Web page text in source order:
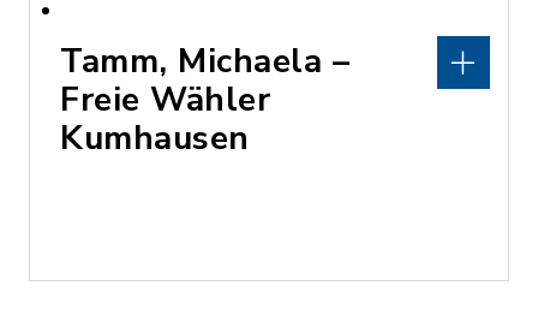
Tamm, Michaela –
Freie Wähler
Kumhausen